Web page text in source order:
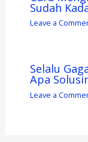
Sudah
Leave a
Selalu
Apa
Leave a